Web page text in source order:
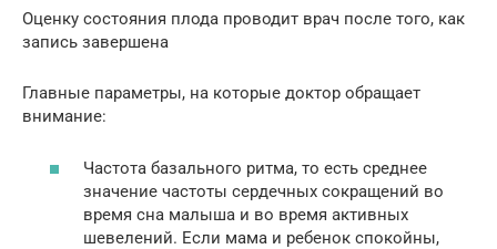
Оценку состояния плода проводит врач после того, как
запись завершена
Главные параметры, на которые доктор обращает
внимание:
Частота базального ритма, то есть среднее
значение частоты сердечных сокращений во
время сна малыша и во время активных
шевелений. Если мама и ребенок спокойны,